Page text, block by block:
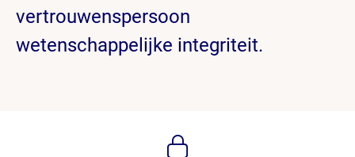
vertrouwenspersoon
wetenschappelijke integriteit.